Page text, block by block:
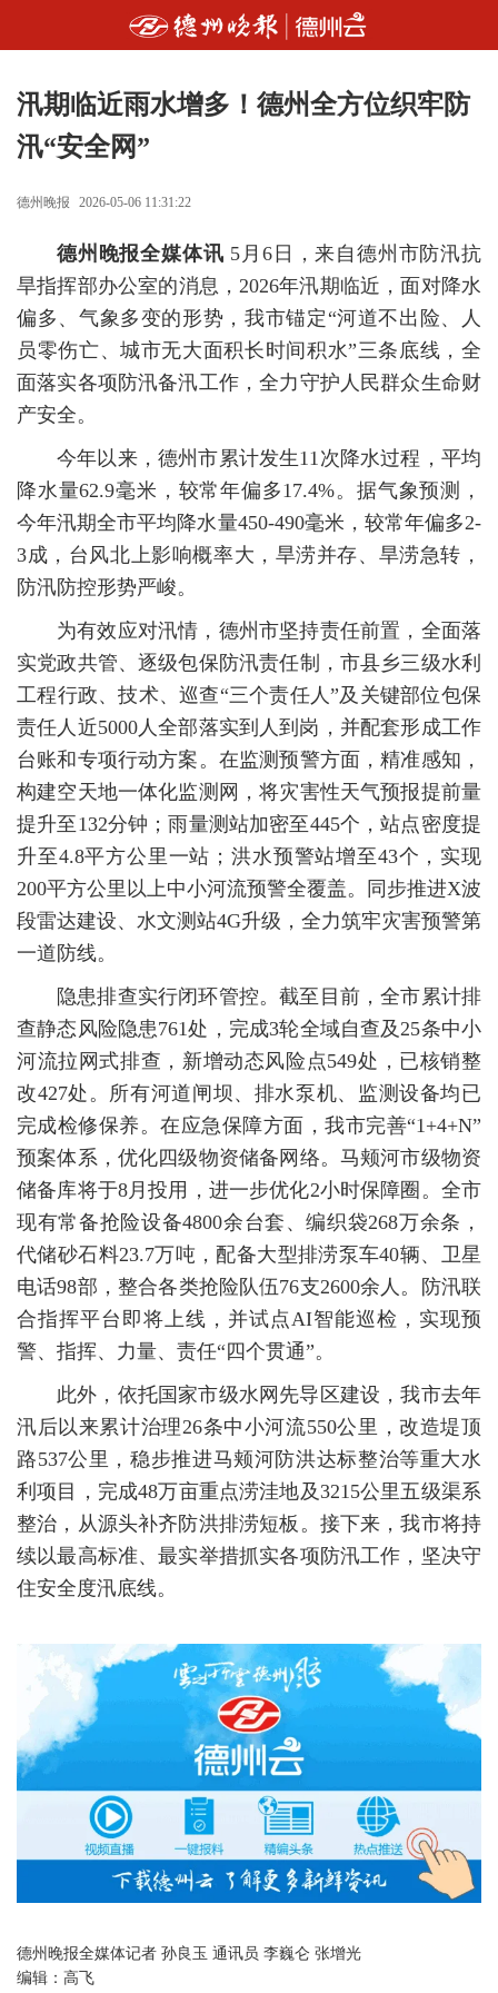
汛期临近雨水增多！德州全方位织牢防
汛“安全网”
德州晚报 2026-05-06 11:31:22
德州晚报全媒体讯 5月6日，来自德州市防汛抗
旱指挥部办公室的消息，2026年汛期临近，面对降水
偏多、气象多变的形势，我市锚定“河道不出险、人
员零伤亡、城市无大面积长时间积水”三条底线，全
面落实各项防汛备汛工作，全力守护人民群众生命财
产安全。
今年以来，德州市累计发生11次降水过程，平均
降水量62.9毫米，较常年偏多17.4%。据气象预测，
今年汛期全市平均降水量450-490毫米，较常年偏多2-
3成，台风北上影响概率大，旱涝并存、旱涝急转，
防汛防控形势严峻。
为有效应对汛情，德州市坚持责任前置，全面落
实党政共管、逐级包保防汛责任制，市县乡三级水利
工程行政、技术、巡查“三个责任人”及关键部位包保
责任人近5000人全部落实到人到岗，并配套形成工作
台账和专项行动方案。在监测预警方面，精准感知，
构建空天地一体化监测网，将灾害性天气预报提前量
提升至132分钟；雨量测站加密至445个，站点密度提
升至4.8平方公里一站；洪水预警站增至43个，实现
200平方公里以上中小河流预警全覆盖。同步推进X波
段雷达建设、水文测站4G升级，全力筑牢灾害预警第
一道防线。
隐患排查实行闭环管控。截至目前，全市累计排
查静态风险隐患761处，完成3轮全域自查及25条中小
河流拉网式排查，新增动态风险点549处，已核销整
改427处。所有河道闸坝、排水泵机、监测设备均已
完成检修保养。在应急保障方面，我市完善“1+4+N”
预案体系，优化四级物资储备网络。马颊河市级物资
储备库将于8月投用，进一步优化2小时保障圈。全市
现有常备抢险设备4800余台套、编织袋268万余条，
代储砂石料23.7万吨，配备大型排涝泵车40辆、卫星
电话98部，整合各类抢险队伍76支2600余人。防汛联
合指挥平台即将上线，并试点AI智能巡检，实现预
警、指挥、力量、责任“四个贯通”。
此外，依托国家市级水网先导区建设，我市去年
汛后以来累计治理26条中小河流550公里，改造堤顶
路537公里，稳步推进马颊河防洪达标整治等重大水
利项目，完成48万亩重点涝洼地及3215公里五级渠系
整治，从源头补齐防洪排涝短板。接下来，我市将持
续以最高标准、最实举措抓实各项防汛工作，坚决守
住安全度汛底线。
德州晚报全媒体记者 孙良玉 通讯员 李巍仑 张增光
编辑： 高飞